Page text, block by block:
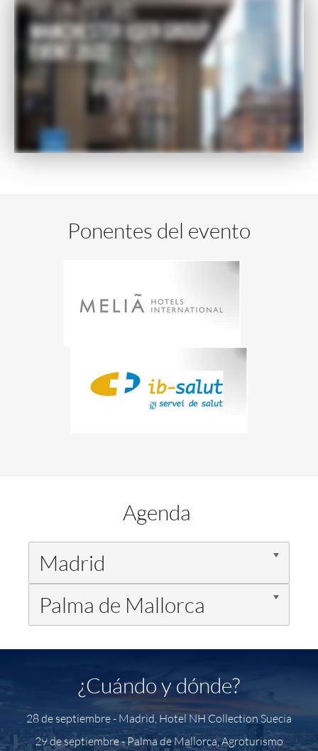
Ponentes del evento
Agenda
Madrid
Palma de Mallorca
¿Cuándo y dónde?
28 de septiembre - Madrid, Hotel NH Collection Suecia
29 de septiembre - Palma de Mallorca, Agroturismo